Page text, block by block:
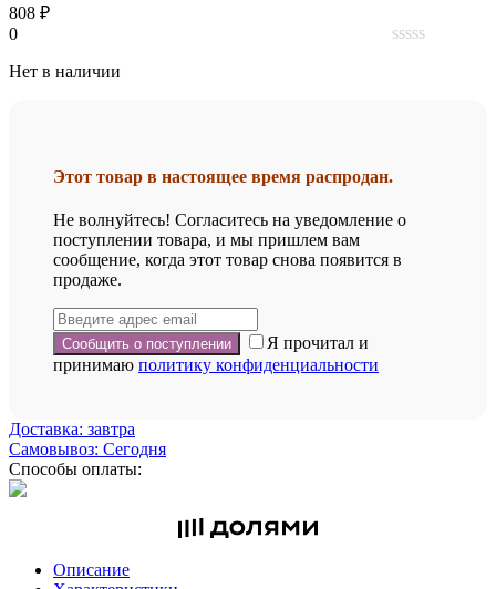
808 ₽
0
Нет в наличии
Этот товар в настоящее время распродан.
Не волнуйтесь! Согласитесь на уведомление о
поступлении товара, и мы пришлем вам
сообщение, когда этот товар снова появится в
продаже.
Я прочитал и
принимаю политику конфиденциальности
Доставка: завтра
Самовывоз: Сегодня
Способы оплаты:
Описание